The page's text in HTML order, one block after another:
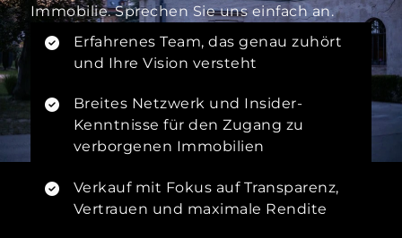
Immobilie. Sprechen Sie uns einfach an.
Erfahrenes Team, das genau zuhört
und Ihre Vision versteht
Breites Netzwerk und Insider-
Kenntnisse für den Zugang zu
verborgenen Immobilien
Verkauf mit Fokus auf Transparenz,
Vertrauen und maximale Rendite